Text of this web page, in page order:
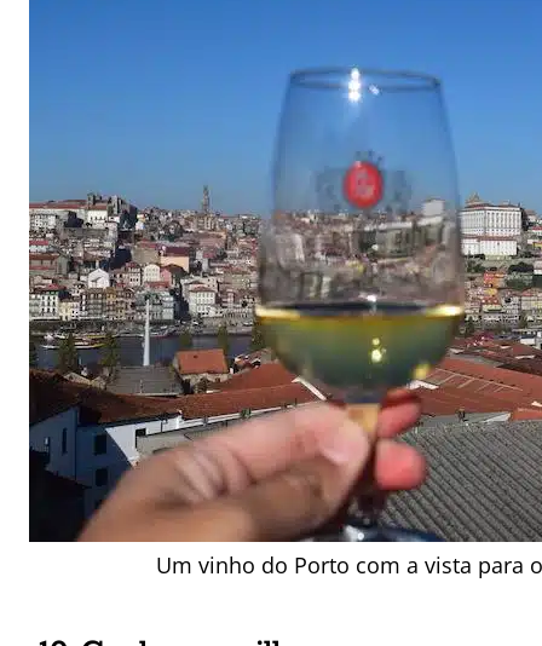
Um vinho do Porto com a vista para